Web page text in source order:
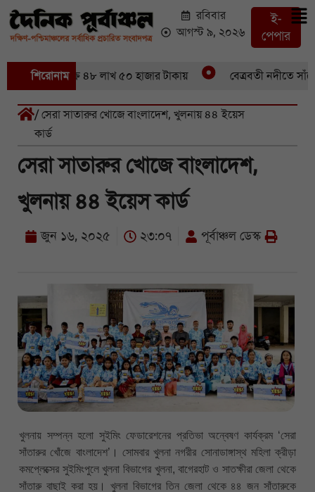
রবিবার
আগস্ট ৯, ২০২৬
ই-
পেপার
শিরোনাম
মণ ইলিশবিক্রি ৪৮ লাখ ৫০ হাজার টাকায় বেত্রবতী নদীতে সাঁকো
/ সেরা সাতারুর খোজে বাংলাদেশ, খুলনায় ৪৪ ইয়েস
কার্ড
সেরা সাতারুর খোজে বাংলাদেশ,
খুলনায় ৪৪ ইয়েস কার্ড
জুন ১৬, ২০২৫ ২৩:০৭ পূর্বাঞ্চল ডেস্ক
খুলনায় সম্পন্ন হলো সুইমিং ফেডারেশনের প্রতিভা অন্বেষণ কার্যক্রম ‘সেরা
সাঁতারুর খোঁজে বাংলাদেশ’। সোমবার খুলনা নগরীর সোনাডাঙ্গাস্থ মহিলা ক্রীড়া
কমপ্লেক্সের সুইমিংপুলে খুলনা বিভাগের খুলনা, বাগেরহাট ও সাতক্ষীরা জেলা থেকে
সাঁতারু বাছাই করা হয়। খুলনা বিভাগের তিন জেলা থেকে ৪৪ জন সাঁতারুকে